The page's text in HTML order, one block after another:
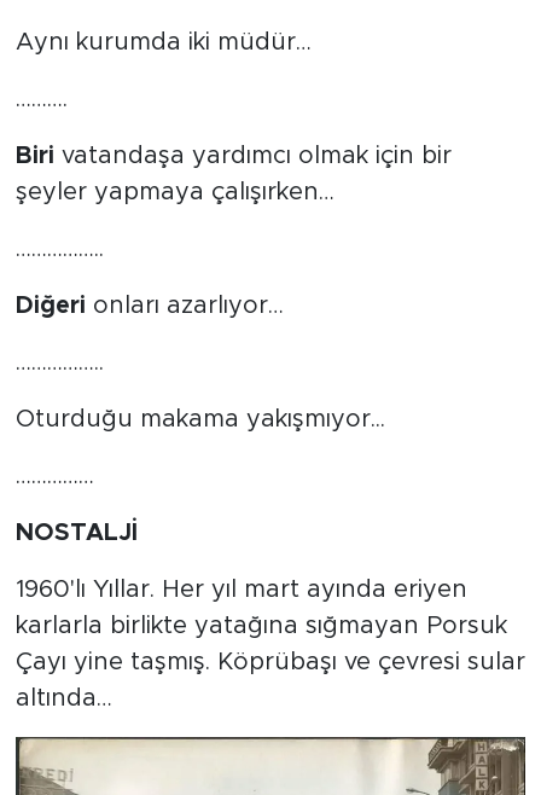
Aynı kurumda iki müdür…
……….
Biri vatandaşa yardımcı olmak için bir
şeyler yapmaya çalışırken…
……………..
Diğeri onları azarlıyor…
……………..
Oturduğu makama yakışmıyor...
……………
NOSTALJİ
1960'lı Yıllar. Her yıl mart ayında eriyen
karlarla birlikte yatağına sığmayan Porsuk
Çayı yine taşmış. Köprübaşı ve çevresi sular
altında…